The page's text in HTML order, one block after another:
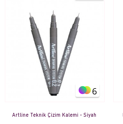
6
Artline Teknik Çizim Kalemi - Siyah